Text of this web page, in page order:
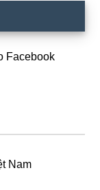
Facebook
Nam